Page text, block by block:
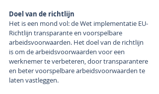
Doel van de richtlijn
Het is een mond vol: de Wet implementatie EU-
Richtlijn transparante en voorspelbare
arbeidsvoorwaarden. Het doel van de richtlijn
is om de arbeidsvoorwaarden voor een
werknemer te verbeteren, door transparantere
en beter voorspelbare arbeidsvoorwaarden te
laten vastleggen.